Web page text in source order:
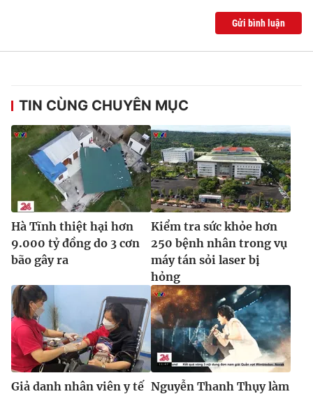
® Cấm sao chép dưới mọi hình thức nếu không có sự chấp
thuận bằng văn bản. Ghi rõ nguồn VTV.vn khi phát hành lại
Gửi bình luận
TIN CÙNG CHUYÊN MỤC
Hà Tĩnh thiệt hại hơn
9.000 tỷ đồng do 3 cơn
bão gây ra
Kiểm tra sức khỏe hơn
250 bệnh nhân trong vụ
máy tán sỏi laser bị
hỏng
Giả danh nhân viên y tế Nguyễn Thanh Thụy làm